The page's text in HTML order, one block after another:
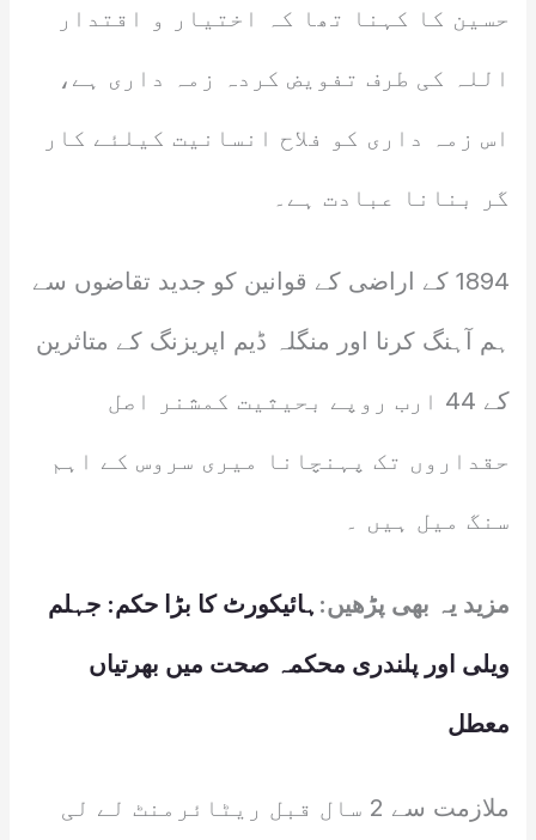
حسین کا کہنا تھا کہ اختیار و اقتدار
اللہ کی طرف تفویض کردہ زمہ داری ہے،
اس زمہ داری کو فلاح انسانیت کیلئے کار
گر بنانا عبادت ہے۔
1894 کے اراضی کے قوانین کو جدید تقاضوں سے
ہم آہنگ کرنا اور منگلہ ڈیم اپریزنگ کے متاثرین
کے 44 ارب روپے بحیثیت کمشنر اصل
حقداروں تک پہنچانا میری سروس کے اہم
سنگ میل ہیں ۔
مزید یہ بھی پڑھیں: ہائیکورٹ کا بڑا حکم: جہلم
ویلی اور پلندری محکمہ صحت میں بھرتیاں
معطل
ملازمت سے 2 سال قبل ریٹائرمنٹ لے لی